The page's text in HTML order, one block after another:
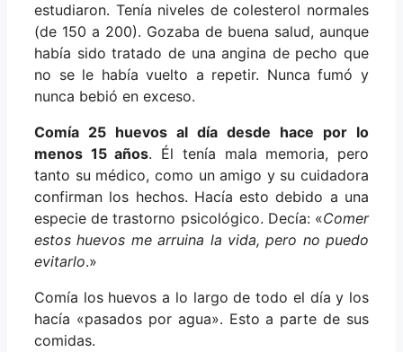
estudiaron. Tenía niveles de colesterol normales
(de 150 a 200). Gozaba de buena salud, aunque
había sido tratado de una angina de pecho que
no se le había vuelto a repetir. Nunca fumó y
nunca bebió en exceso.
Comía 25 huevos al día desde hace por lo
menos 15 años. Él tenía mala memoria, pero
tanto su médico, como un amigo y su cuidadora
confirman los hechos. Hacía esto debido a una
especie de trastorno psicológico. Decía: «Comer
estos huevos me arruina la vida, pero no puedo
evitarlo.»
Comía los huevos a lo largo de todo el día y los
hacía «pasados por agua». Esto a parte de sus
comidas.